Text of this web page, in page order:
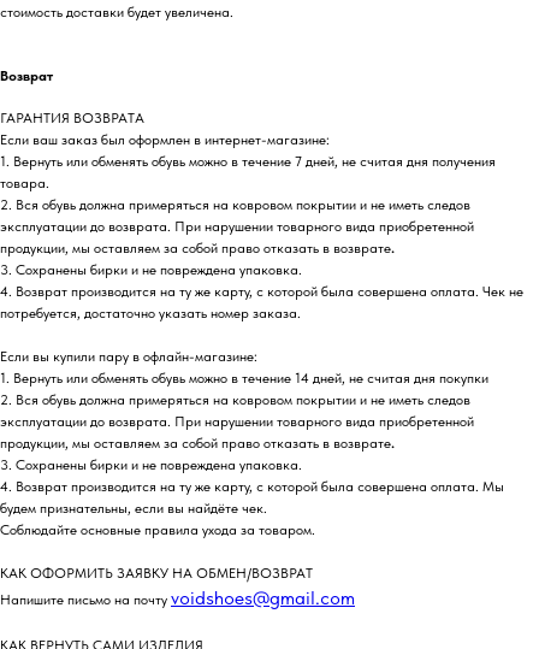
стоимость доставки будет увеличена.
Возврат
ГАРАНТИЯ ВОЗВРАТА
Если ваш заказ был оформлен в интернет-магазине:
1. Вернуть или обменять обувь можно в течение 7 дней, не считая дня получения
товара.
2. Вся обувь должна примеряться на ковровом покрытии и не иметь следов
эксплуатации до возврата. При нарушении товарного вида приобретенной
продукции, мы оставляем за собой право отказать в возврате.
3. Сохранены бирки и не повреждена упаковка.
4. Возврат производится на ту же карту, с которой была совершена оплата. Чек не
потребуется, достаточно указать номер заказа.
Если вы купили пару в офлайн-магазине:
1. Вернуть или обменять обувь можно в течение 14 дней, не считая дня покупки
2. Вся обувь должна примеряться на ковровом покрытии и не иметь следов
эксплуатации до возврата. При нарушении товарного вида приобретенной
продукции, мы оставляем за собой право отказать в возврате.
3. Сохранены бирки и не повреждена упаковка.
4. Возврат производится на ту же карту, с которой была совершена оплата. Мы
будем признательны, если вы найдёте чек.
Соблюдайте основные правила ухода за товаром.
КАК ОФОРМИТЬ ЗАЯВКУ НА ОБМЕН/ВОЗВРАТ
Напишите письмо на почту voidshoes@gmail.com
КАК ВЕРНУТЬ САМИ ИЗДЕЛИЯ